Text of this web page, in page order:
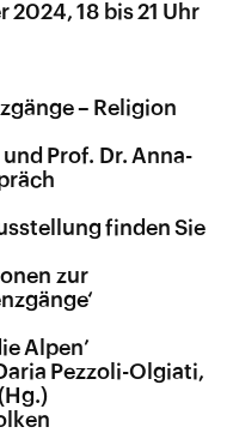
2024, 18 bis 21 Uhr
– Religion
Prof. Dr. Anna-
finden Sie
zur
Alpen’
Pezzoli-Olgiati,